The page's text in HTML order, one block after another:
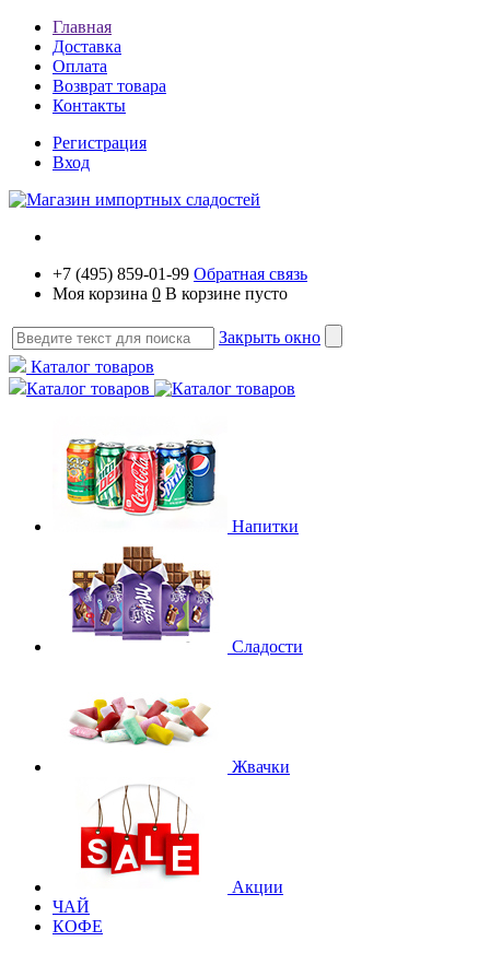
Главная
Доставка
Оплата
Возврат товара
Контакты
Регистрация
Вход
+7 (495) 859-01-99 Обратная связь
Моя корзина 0 В корзине пусто
Закрыть окно
Каталог товаров
Каталог товаров
Напитки
Сладости
Жвачки
Акции
ЧАЙ
КОФЕ